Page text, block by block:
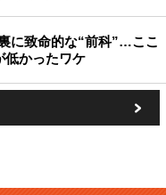
に致命的な“前科”…ここ
低かったワケ